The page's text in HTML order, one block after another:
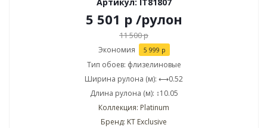
5 501 р /рулон
11 500р
Экономия 5 999 р
Тип обоев: флизелиновые
Ширина рулона (м): ⟷0.52
Длина рулона (м): ↕10.05
Коллекция: Platinum
Бренд: KT Exclusive